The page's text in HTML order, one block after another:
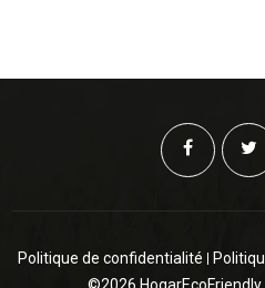
Politique de confidentialité